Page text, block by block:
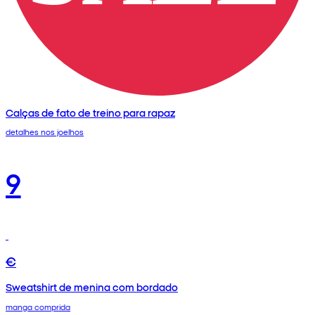
Calças de fato de treino para rapaz
detalhes nos joelhos
9
€
Sweatshirt de menina com bordado
manga comprida